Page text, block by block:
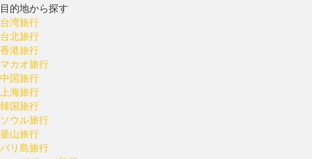
目的地から探す
台湾旅行
台北旅行
香港旅行
マカオ旅行
中国旅行
上海旅行
韓国旅行
ソウル旅行
釜山旅行
バリ島旅行